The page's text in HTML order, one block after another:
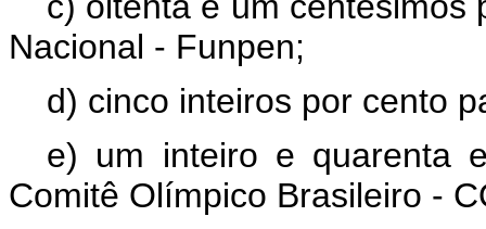
Nacional - Funpen;
d) cinco inteiros por cento
e) um inteiro e quarenta
Comitê Olímpico Brasileiro -